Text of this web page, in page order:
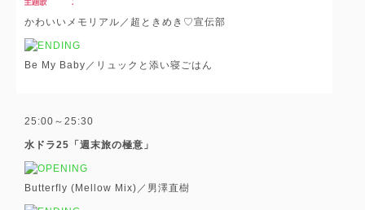
かわいいメモリアル／超ときめき♡宣伝部
Be My Baby／リュックと添い寝ごはん
25:00～25:30
水ドラ25「週末旅の極意」
Butterfly (Mellow Mix)／男澤直樹